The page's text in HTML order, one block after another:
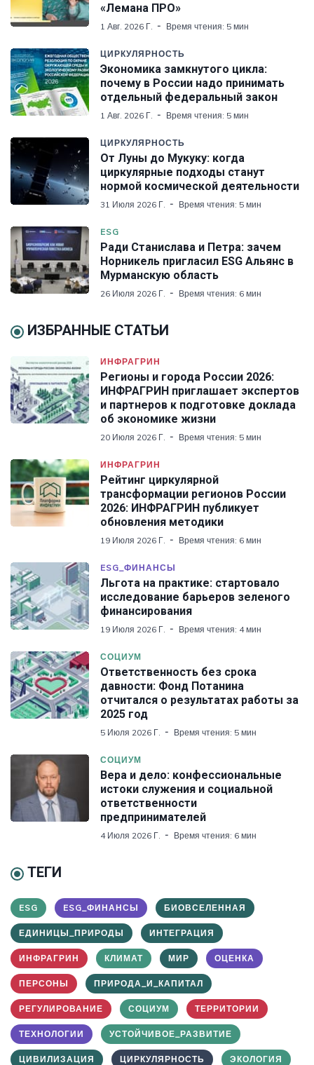
«Лемана ПРО»
1 Авг. 2026 Г. Время чтения: 5 мин
ЦИРКУЛЯРНОСТЬ
Экономика замкнутого цикла:
почему в России надо принимать
отдельный федеральный закон
1 Авг. 2026 Г. Время чтения: 5 мин
ЦИРКУЛЯРНОСТЬ
От Луны до Мукуку: когда
циркулярные подходы станут
нормой космической деятельности
31 Июля 2026 Г. Время чтения: 5 мин
ESG
Ради Станислава и Петра: зачем
Норникель пригласил ESG Альянс в
Мурманскую область
26 Июля 2026 Г. Время чтения: 6 мин
ИЗБРАННЫЕ СТАТЬИ
ИНФРАГРИН
Регионы и города России 2026:
ИНФРАГРИН приглашает экспертов
и партнеров к подготовке доклада
об экономике жизни
20 Июля 2026 Г. Время чтения: 5 мин
ИНФРАГРИН
Рейтинг циркулярной
трансформации регионов России
2026: ИНФРАГРИН публикует
обновления методики
19 Июля 2026 Г. Время чтения: 6 мин
ESG_ФИНАНСЫ
Льгота на практике: стартовало
исследование барьеров зеленого
финансирования
19 Июля 2026 Г. Время чтения: 4 мин
СОЦИУМ
Ответственность без срока
давности: Фонд Потанина
отчитался о результатах работы за
2025 год
5 Июля 2026 Г. Время чтения: 5 мин
СОЦИУМ
Вера и дело: конфессиональные
истоки служения и социальной
ответственности
предпринимателей
4 Июля 2026 Г. Время чтения: 6 мин
ТЕГИ
ESG ESG_ФИНАНСЫ БИОВСЕЛЕННАЯ
ЕДИНИЦЫ_ПРИРОДЫ ИНТЕГРАЦИЯ
ИНФРАГРИН КЛИМАТ МИР ОЦЕНКА
ПЕРСОНЫ ПРИРОДА_И_КАПИТАЛ
РЕГУЛИРОВАНИЕ СОЦИУМ ТЕРРИТОРИИ
ТЕХНОЛОГИИ УСТОЙЧИВОЕ_РАЗВИТИЕ
ЦИВИЛИЗАЦИЯ ЦИРКУЛЯРНОСТЬ ЭКОЛОГИЯ